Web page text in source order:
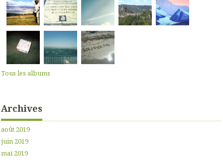
Tous les albums
Archives
août 2019
juin 2019
mai 2019